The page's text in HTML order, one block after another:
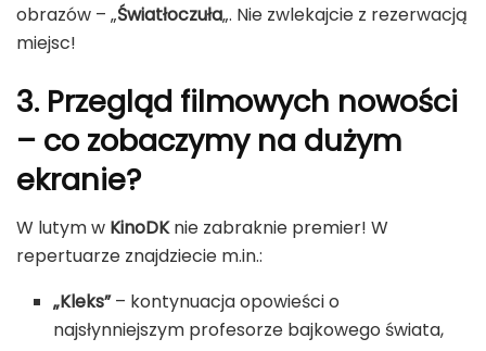
obrazów – „Światłoczuła„. Nie zwlekajcie z rezerwacją
miejsc!
3. Przegląd filmowych nowości
– co zobaczymy na dużym
ekranie?
W lutym w KinoDKnie zabraknie premier! W
repertuarze znajdziecie m.in.:
„Kleks”– kontynuacja opowieści o
najsłynniejszym profesorze bajkowego świata,